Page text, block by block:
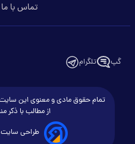
تماس با ما
گپ تلگرام
تمام حقوق مادی و معنوی این
از مطالب با ذکر
طراحی سایت